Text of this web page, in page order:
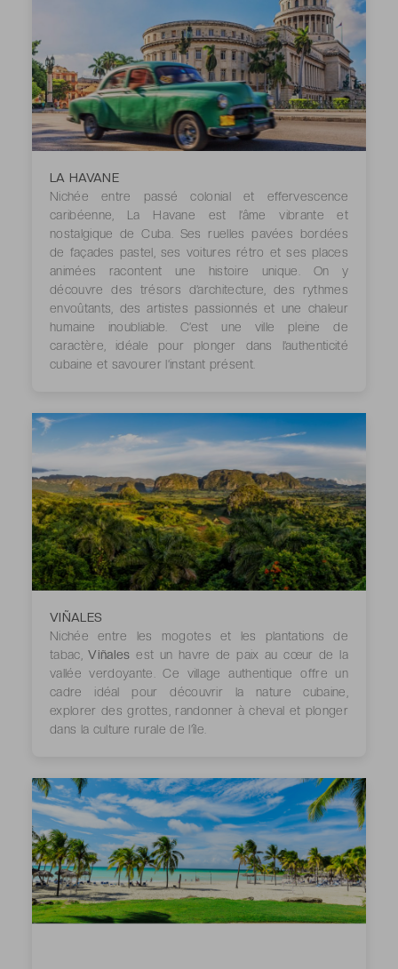
LA HAVANE
Nichée entre passé colonial et effervescence
caribéenne, La Havane est l’âme vibrante et
nostalgique de Cuba. Ses ruelles pavées bordées
de façades pastel, ses voitures rétro et ses places
animées racontent une histoire unique. On y
découvre des trésors d’architecture, des rythmes
envoûtants, des artistes passionnés et une chaleur
humaine inoubliable. C’est une ville pleine de
caractère, idéale pour plonger dans l’authenticité
cubaine et savourer l’instant présent.
VIÑALES
Nichée entre les mogotes et les plantations de
tabac,Viñales est un havre de paix au cœur de la
vallée verdoyante. Ce village authentique offre un
cadre idéal pour découvrir la nature cubaine,
explorer des grottes, randonner à cheval et plonger
dans la culture rurale de l’île.